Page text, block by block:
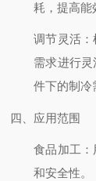
耗，提高能
调节灵活：
需求进行
件下的制冷
四、应用范围
食品加工
和安全性。